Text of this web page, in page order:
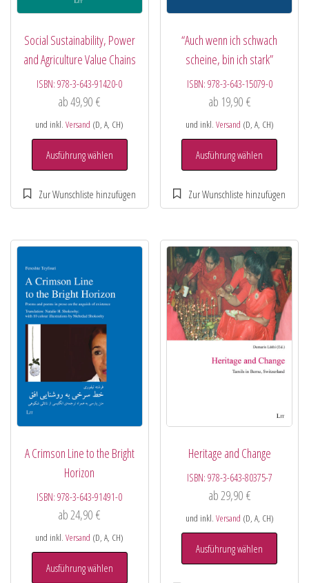
Social Sustainability, Power
and Agriculture Value Chains
ISBN:978-3-643-91420-0
ab49,90€
und inkl.Versand (D, A, CH)
Ausführung wählen
“Auch wenn ich schwach
scheine, bin ich stark”
ISBN: 978-3-643-15079-0
ab 19,90 €
und inkl. Versand (D, A, CH)
Ausführung wählen
A Crimson Line to the Bright
Horizon
ISBN:978-3-643-91491-0
ab24,90€
und inkl.Versand (D, A, CH)
Ausführung wählen
Heritage and Change
ISBN: 978-3-643-80375-7
ab29,90 €
und inkl. Versand (D, A, CH)
Ausführung wählen